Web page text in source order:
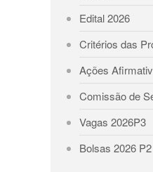
Edital 2026
Critérios das
Ações
Comissão de
Vagas 2026P3
Bolsas 2026 P2